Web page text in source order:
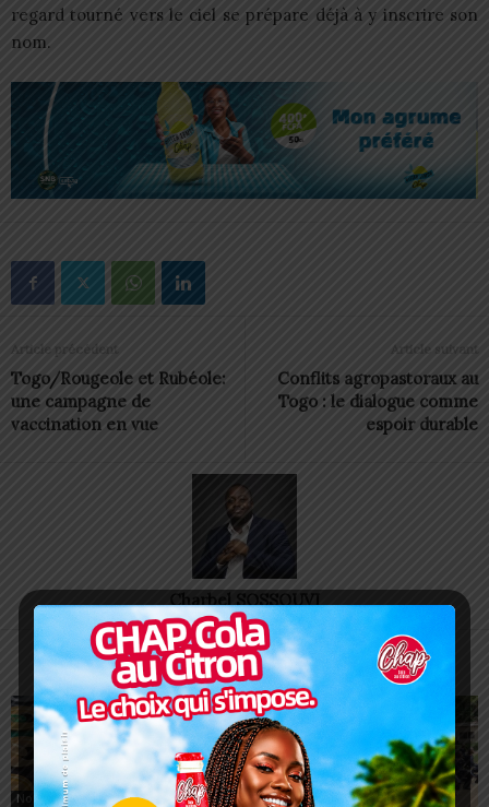
regard tourné vers le ciel se prépare déjà à y inscrire son
nom.
Article précédent
Togo/Rougeole et Rubéole:
une campagne de
vaccination en vue
Article suivant
Conflits agropastoraux au
Togo : le dialogue comme
espoir durable
Charbel SOSSOUVI
ARTICLES CONNEXES PLUS DE L'AUTEUR
Non classé
Non classé
Non classé